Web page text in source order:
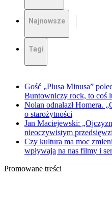
Najnowsze
Tagi
Gość „Plusa Minusa”
Buntowniczy rock, to coś
Nolan odnalazł Homera.
o starożytności
Jan Maciejewski:
nieoczywistym
Czy kultura ma moc
wpływają na nas filmy i
Promowane treści